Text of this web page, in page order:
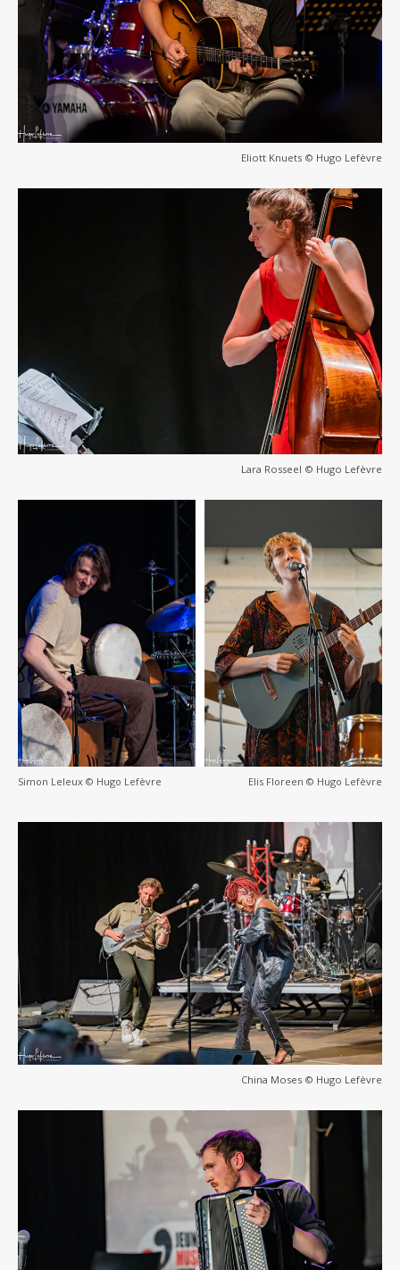
Eliott Knuets © Hugo Lefèvre
Lara Rosseel © Hugo Lefèvre
Simon Leleux © Hugo Lefèvre Elis Floreen © Hugo Lefèvre
China Moses © Hugo Lefèvre